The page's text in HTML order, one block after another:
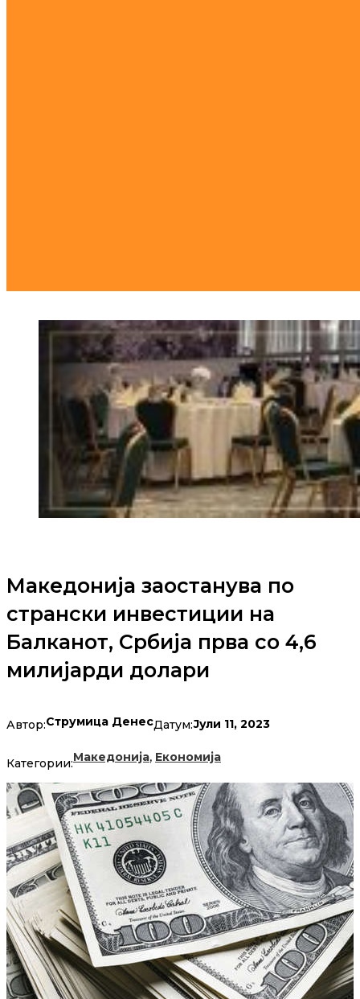
Македонија заостанува по
странски инвестиции на
Балканот, Србија прва со 4,6
милијарди долари
Автор:Струмица ДенесДатум:Јули 11, 2023
Категории:Македонија, Економија